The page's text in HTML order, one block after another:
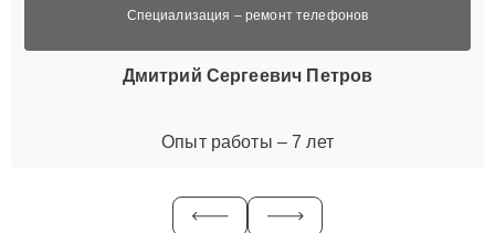
Специализация – ремонт телефонов
Дмитрий Сергеевич Петров
Опыт работы – 7 лет